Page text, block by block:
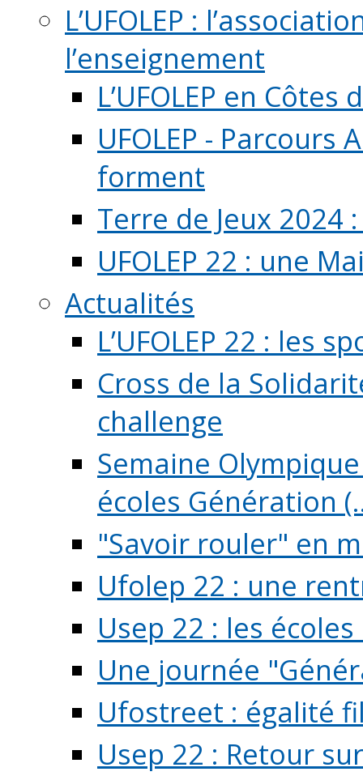
L’UFOLEP :
l’enseignement
L’UFOLEP en Côtes
UFOLEP -
forment
Terre de Jeux 2024
UFOLEP 22 : une
Actualités
L’UFOLEP 22 : les
Cross de la
challenge
Semaine
écoles Génération
"Savoir rouler" en
Ufolep 22 : une
Usep 22 : les
Une journée
Ufostreet : égalité
Usep 22 : Retour